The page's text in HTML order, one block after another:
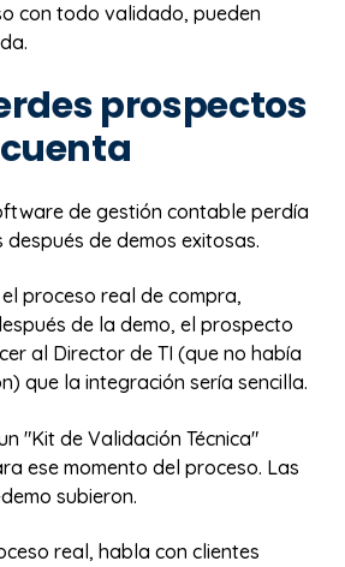
con todo validado, pueden
prospectos
de gestión contable perdía
de demos exitosas.
proceso real de compra,
de la demo, el prospecto
al Director de TI (que no había
que la integración sería sencilla.
"Kit de Validación Técnica"
ese momento del proceso. Las
subieron.
real, habla con clientes